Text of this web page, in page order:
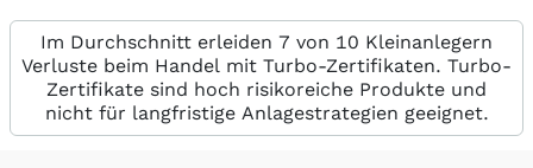
Im Durchschnitt erleiden 7 von 10 Kleinanlegern
Verluste beim Handel mit Turbo-Zertifikaten. Turbo-
Zertifikate sind hoch risikoreiche Produkte und
nicht für langfristige Anlagestrategien geeignet.